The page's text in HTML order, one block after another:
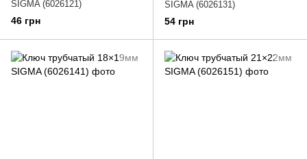
SIGMA (6026121)
46 грн
SIGMA (6026131)
54 грн